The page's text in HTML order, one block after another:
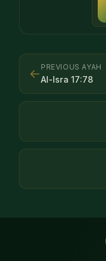
← PREVIOUS AYAH
Al-Isra 17:78